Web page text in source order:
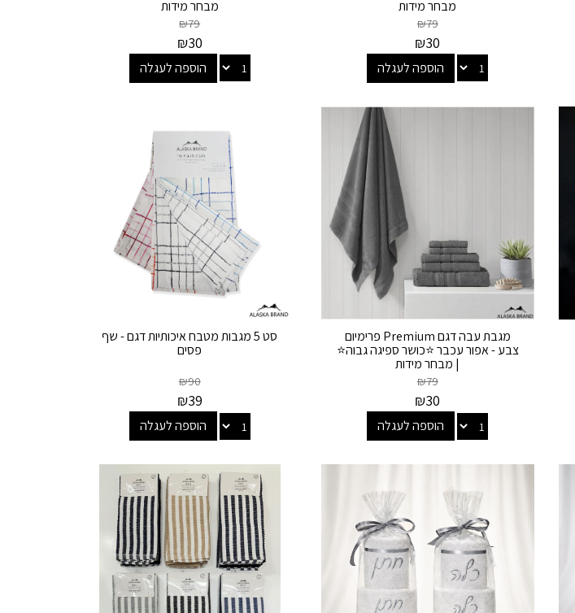
מבחר מידות
₪79
₪30
הוספה לעגלה
מבחר מידות
₪79
₪30
הוספה לעגלה
מגבת עבה דגם Premium פרימיום
צבע - אפור עכבר ⭐כושר ספיגה גבוה⭐
| מבחר מידות
₪79
₪30
הוספה לעגלה
סט 5 מגבות מטבח איכותיות דגם - שף
פסים
₪90
₪39
הוספה לעגלה